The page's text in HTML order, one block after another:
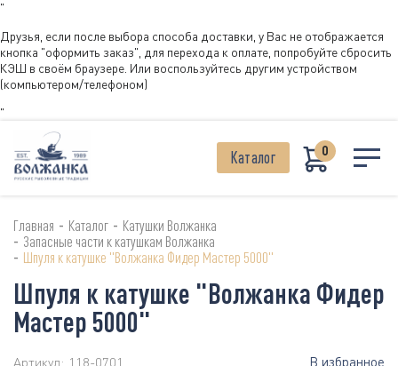
"
Друзья, если после выбора способа доставки, у Вас не отображается
кнопка "оформить заказ", для перехода к оплате, попробуйте сбросить
КЭШ в своём браузере. Или воспользуйтесь другим устройством
(компьютером/телефоном)
"
Каталог 0
Главная - Каталог - Катушки Волжанка
- Запасные части к катушкам Волжанка
- Шпуля к катушке "Волжанка Фидер Мастер 5000"
Шпуля к катушке "Волжанка Фидер
Мастер 5000"
Артикул: 118-0701 В избранное